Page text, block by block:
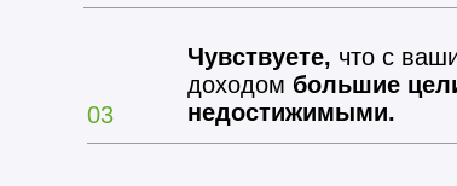
03
Чувствуете, что с
доходом большие
недостижимыми.